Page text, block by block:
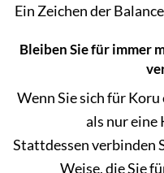
Ein Zeichen der
Bleiben Sie für immer
Wenn Sie sich für
als nur eine
Stattdessen verbinden
Weise, die Sie